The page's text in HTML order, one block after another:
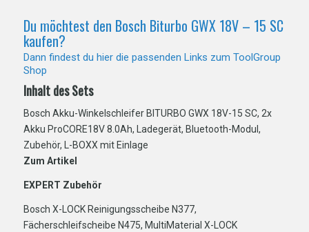
Du möchtest den Bosch Biturbo GWX 18V – 15 SC
kaufen?
Dann findest du hier die passenden Links zum ToolGroup
Shop
Inhalt des Sets
Bosch Akku-Winkelschleifer BITURBO GWX 18V-15 SC, 2x
Akku ProCORE18V 8.0Ah, Ladegerät, Bluetooth-Modul,
Zubehör, L-BOXX mit Einlage
Zum Artikel
EXPERT Zubehör
Bosch X-LOCK Reinigungsscheibe N377,
Fächerschleifscheibe N475, MultiMaterial X-LOCK